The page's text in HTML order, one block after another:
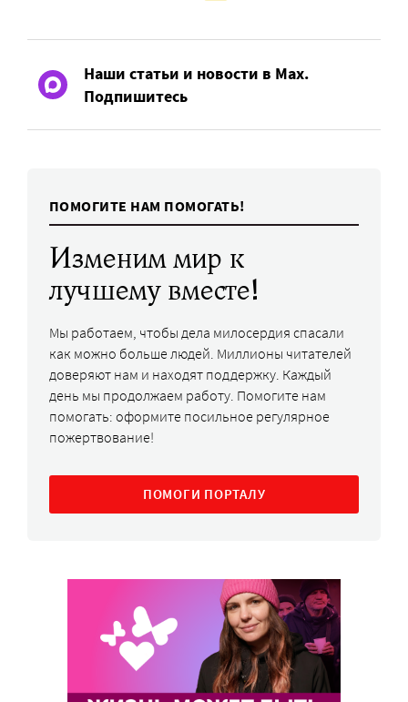
Наши статьи и новости в Max.
Подпишитесь
ПОМОГИТЕ НАМ ПОМОГАТЬ!
Изменим мир к
лучшему вместе!
Мы работаем, чтобы дела милосердия спасали
как можно больше людей. Миллионы читателей
доверяют нам и находят поддержку. Каждый
день мы продолжаем работу. Помогите нам
помогать: оформите посильное регулярное
пожертвование!
ПОМОГИ ПОРТАЛУ